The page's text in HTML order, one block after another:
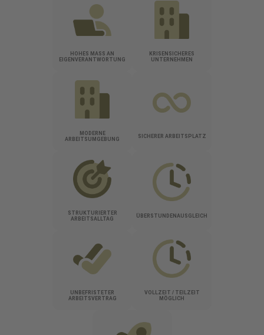
HOHES MASS AN E
IGENVERANTWORTUNG
KRISENSICHERES
UNTERNEHMEN
MODERNE
ARBEITSUMGEBUNG
SICHERER ARBEITSPLATZ
STRUKTURIERTER
ARBEITSALLTAG
ÜBERSTUNDENAUSGLEICH
UNBEFRISTETER
ARBEITSVERTRAG
VOLLZEIT / TEILZEIT
MÖGLICH